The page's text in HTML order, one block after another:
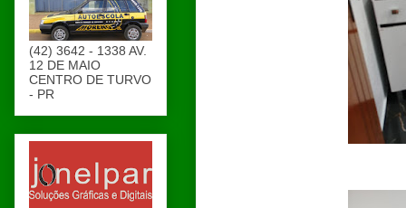
(42) 3642 - 1338 AV.
12 DE MAIO
CENTRO DE TURVO
- PR